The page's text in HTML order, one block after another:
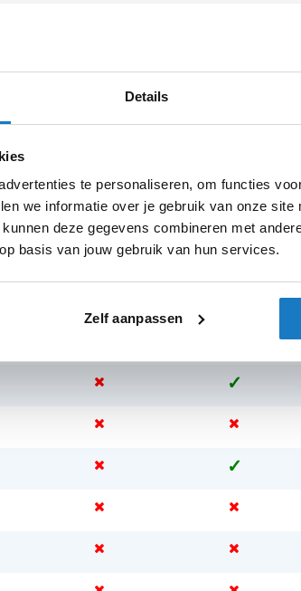
Details
te personaliseren, om functies
we informatie over je gebruik van onze
deze gegevens combineren met
basis van jouw gebruik van hun services.
Zelf aanpassen